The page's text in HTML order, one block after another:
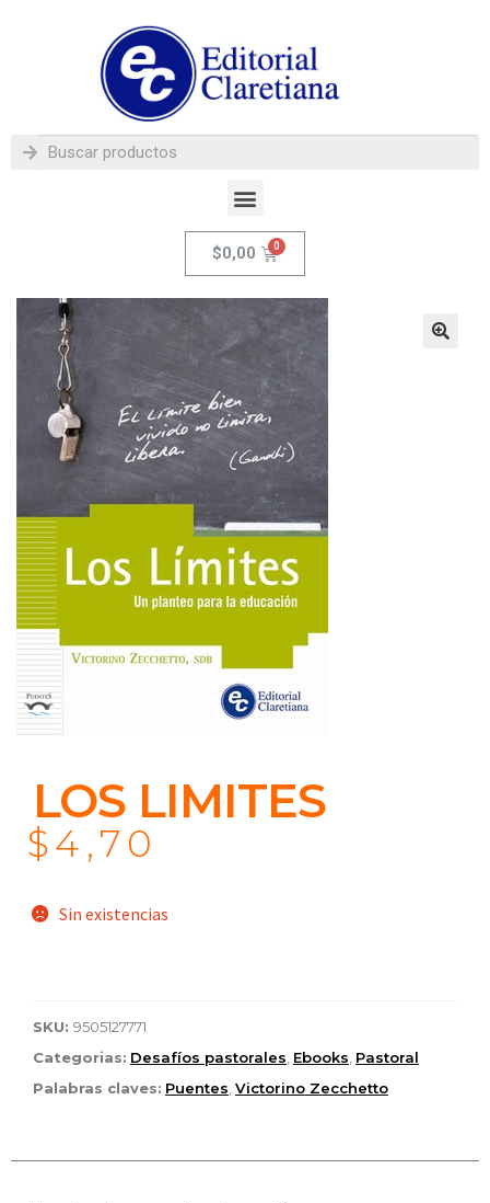
$0,00
LOS LIMITES
$4,70
Sin existencias
SKU: 9505127771
Categorias: Desafíos pastorales Ebooks Pastoral
Palabras claves: Puentes Victorino Zecchetto